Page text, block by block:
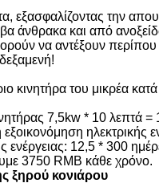
εξασφαλίζοντας την
άνθρακα και από
να αντέξουν
κινητήρα του μικρέα
7,5kw * 10 λεπτά
ηλεκτρικής
ενέργειας: 12,5 * 300
3750 RMB κάθε χρόνο.
ξηρού κονιάρου